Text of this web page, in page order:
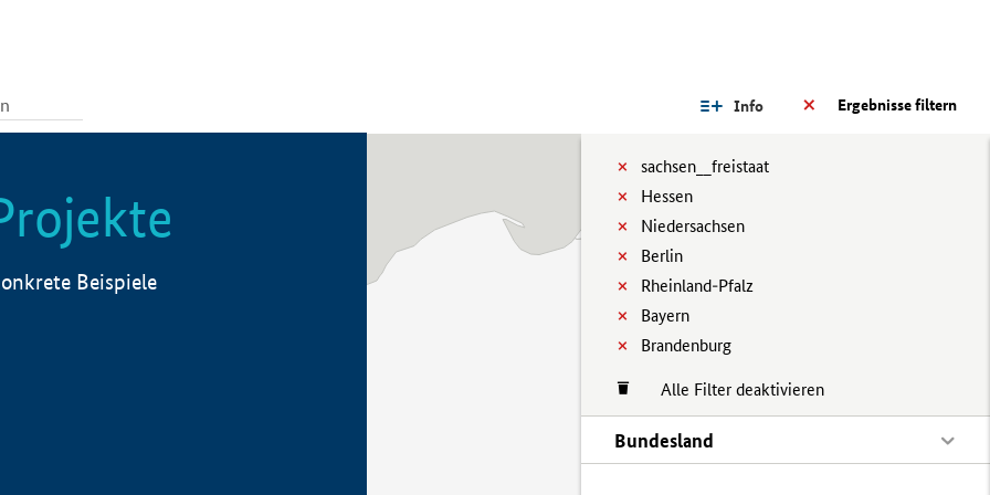
Ergebnisse filtern
Info
sachsen__freistaat
Hessen
Niedersachsen
Berlin
Rheinland-Pfalz
Bayern
Brandenburg
Alle Filter deaktivieren
Bundesland
Beispiele